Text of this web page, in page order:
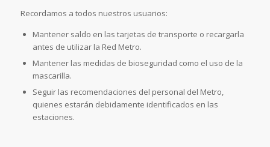
Recordamos a todos nuestros usuarios:
Mantener saldo en las tarjetas de transporte o recargarla
antes de utilizar la Red Metro.
Mantener las medidas de bioseguridad como el uso de la
mascarilla.
Seguir las recomendaciones del personal del Metro,
quienes estarán debidamente identificados en las
estaciones.